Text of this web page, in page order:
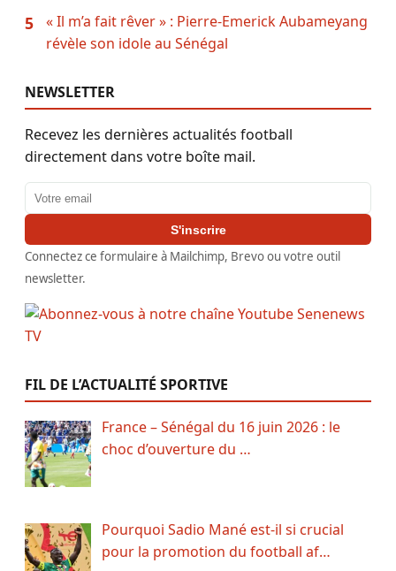
5
« Il m’a fait rêver » : Pierre-Emerick Aubameyang
révèle son idole au Sénégal
NEWSLETTER
Recevez les dernières actualités football
directement dans votre boîte mail.
Adresse email
S'inscrire
Connectez ce formulaire à Mailchimp, Brevo ou votre outil
newsletter.
FIL DE L’ACTUALITÉ SPORTIVE
France – Sénégal du 16 juin 2026 : le
choc d’ouverture du …
Pourquoi Sadio Mané est-il si crucial
pour la promotion du football af…